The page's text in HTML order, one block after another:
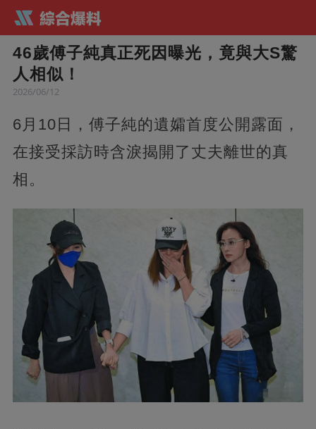
46歲傅子純真正死因曝光，竟與大S驚
人相似！
2026/06/12
6月10日，傅子純的遺孀首度公開露面，
在接受採訪時含淚揭開了丈夫離世的真
相。